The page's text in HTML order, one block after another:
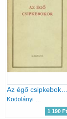
Az égő csipkebokor (Kodolányi)
Kodolányi János
1 190 Ft